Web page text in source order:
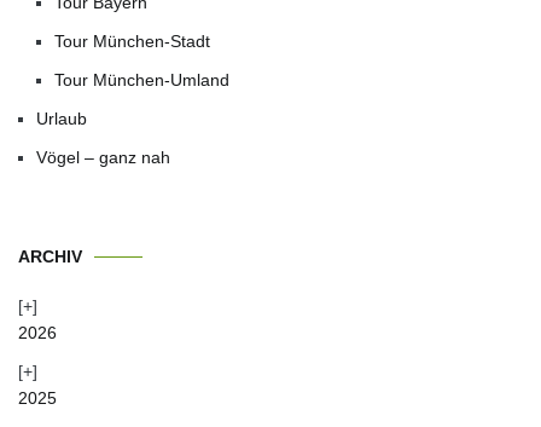
Tour München-Stadt
Tour München-Umland
Urlaub
Vögel – ganz nah
ARCHIV
2026
2025